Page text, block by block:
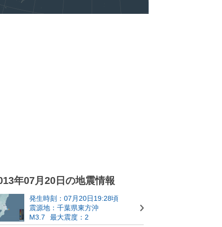
年07月20日の地震情報
発生時刻：07月20日19:28頃
震源地：千葉県東方沖
M3.7
最大震度：2